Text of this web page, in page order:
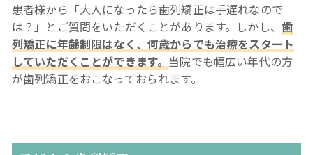
患者様から「大人になったら歯列矯正は手遅れなので
は？」とご質問をいただくことがあります。しかし、 歯
列矯正に年齢制限はなく、何歳からでも治療をスタート
していただくことができます。 当院でも幅広い年代の方
が歯列矯正をおこなっておられます。